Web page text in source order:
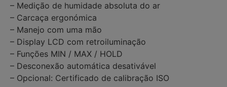
– Medição de humidade absoluta do ar
– Carcaça ergonómica
– Manejo com uma mão
– Display LCD com retroiluminação
– Funções MIN / MAX / HOLD
– Desconexão automática desativável
– Opcional: Certificado de calibração ISO